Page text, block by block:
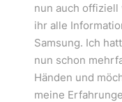
nun auch
ihr alle
Samsung. Ich
nun schon
Händen und
meine